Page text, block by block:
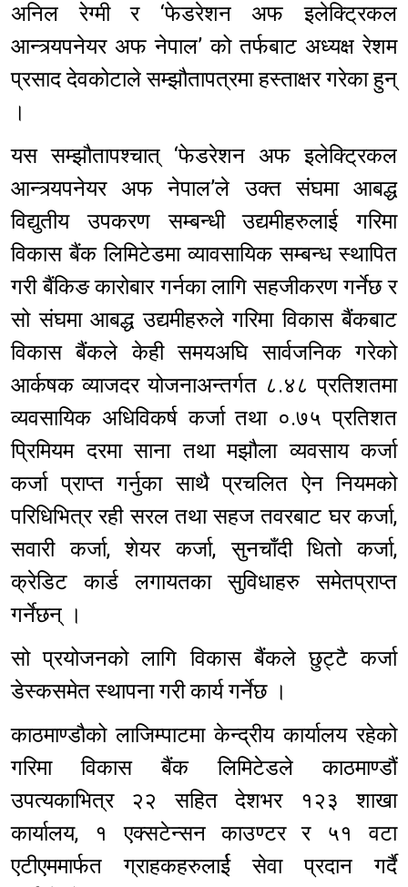
अनिल रेग्मी र ‘फेडरेशन अफ इलेक्ट्रिकल
आन्त्र्यपनेयर अफ नेपाल’ को तर्फबाट अध्यक्ष रेशम
प्रसाद देवकोटाले सम्झौतापत्रमा हस्ताक्षर गरेका हुन्
।
यस सम्झौतापश्चात् ‘फेडरेशन अफ इलेक्ट्रिकल
आन्त्र्यपनेयर अफ नेपाल’ले उक्त संघमा आबद्ध
विद्युतीय उपकरण सम्बन्धी उद्यमीहरुलाई गरिमा
विकास बैंक लिमिटेडमा व्यावसायिक सम्बन्ध स्थापित
गरी बैंकिङ कारोबार गर्नका लागि सहजीकरण गर्नेछ र
सो संघमा आबद्ध उद्यमीहरुले गरिमा विकास बैंकबाट
विकास बैंकले केही समयअघि सार्वजनिक गरेको
आर्कषक व्याजदर योजनाअन्तर्गत ८.४८ प्रतिशतमा
व्यवसायिक अधिविकर्ष कर्जा तथा ०.७५ प्रतिशत
प्रिमियम दरमा साना तथा मझौला व्यवसाय कर्जा
कर्जा प्राप्त गर्नुका साथै प्रचलित ऐन नियमको
परिधिभित्र रही सरल तथा सहज तवरबाट घर कर्जा,
सवारी कर्जा, शेयर कर्जा, सुनचाँदी धितो कर्जा,
क्रेडिट कार्ड लगायतका सुविधाहरु समेतप्राप्त
गर्नेछन् ।
सो प्रयोजनको लागि विकास बैंकले छुट्टै कर्जा
डेस्कसमेत स्थापना गरी कार्य गर्नेछ ।
काठमाण्डौको लाजिम्पाटमा केन्द्रीय कार्यालय रहेको
गरिमा विकास बैंक लिमिटेडले काठमाण्डौं
उपत्यकाभित्र २२ सहित देशभर १२३ शाखा
कार्यालय, १ एक्सटेन्सन काउण्टर र ५१ वटा
एटीएममार्फत ग्राहकहरुलार्ई सेवा प्रदान गर्दै